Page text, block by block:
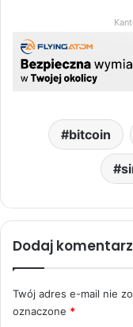
bitcoin
Dodaj komentarz
Twój adres e-mail nie
oznaczone *